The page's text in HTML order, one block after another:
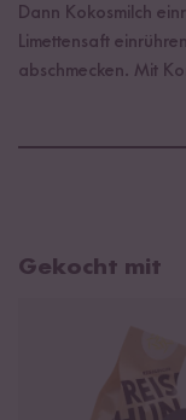
Dann Kokosmilch
Limettensaft
abschmecken. Mit
Gekocht mit